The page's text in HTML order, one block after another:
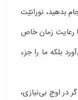
بدهید، نورانیّت
رعایت زمان خاص
بلکه ما را جزء
در اوج بی‌نیازی،